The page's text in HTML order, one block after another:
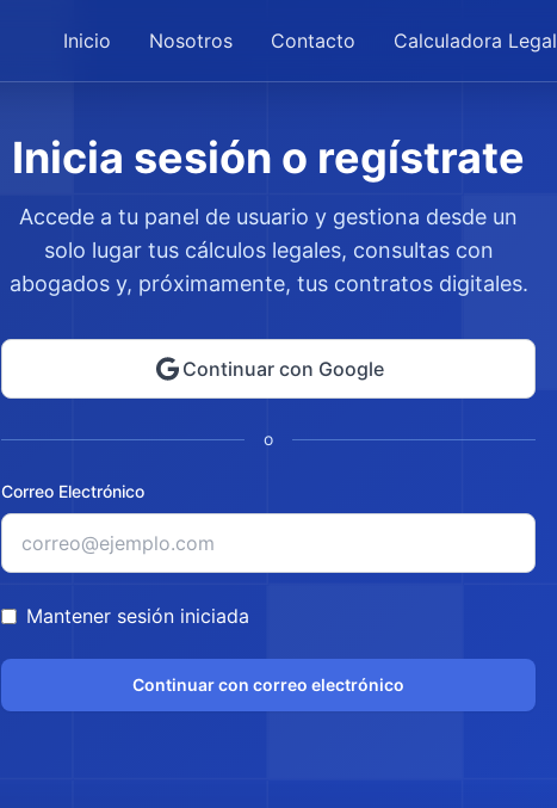
Inicio Nosotros Contacto Calculadora Legal
Inicia sesión o regístrate
Accede a tu panel de usuario y gestiona desde un
solo lugar tus cálculos legales, consultas con
abogados y, próximamente, tus contratos digitales.
Continuar con Google
o
Correo Electrónico
Mantener sesión iniciada
Continuar con correo electrónico